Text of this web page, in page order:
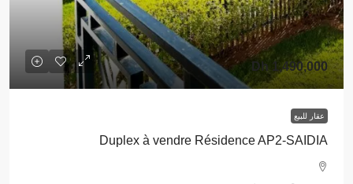
1,490,000 Dh
عقار للبيع
Duplex à vendre Résidence AP2-SAIDIA